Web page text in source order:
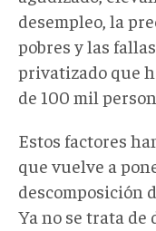
desempleo, la
pobres y las
privatizado que
de 100 mil
Estos factores
que vuelve a
descomposición
Ya no se trata